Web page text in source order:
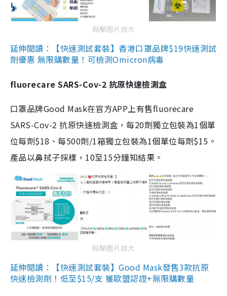
點擊圖片放大
延伸閱讀：【快速測試套裝】香港口罩品牌$19快速測試
劑優惠 無限購數量！可檢測Omicron病毒
fluorecare SARS-Cov-2 抗原快速檢測盒
口罩品牌Good Mask在官方APP上有售fluorecare
SARS-Cov-2 抗原快速檢測盒，每20劑獨立包裝為1個單
位每劑$18、每500劑/1箱獨立包裝為1個單位每劑$15。
產品以鼻拭子採樣，10至15分鐘知結果。
點擊圖片放大
延伸閱讀：【快速測試套裝】Good Mask發售3款抗原
快速檢測劑！低至$15/支 獲歐盟認證+無限購數量